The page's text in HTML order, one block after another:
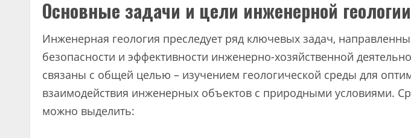
Основные задачи и цели инженерной геологии
Инженерная геология преследует ряд ключевых задач,
безопасности и эффективности инженерно-хозяйственной
связаны с общей целью – изучением геологической среды для
взаимодействия инженерных объектов с природными условиями.
можно выделить: